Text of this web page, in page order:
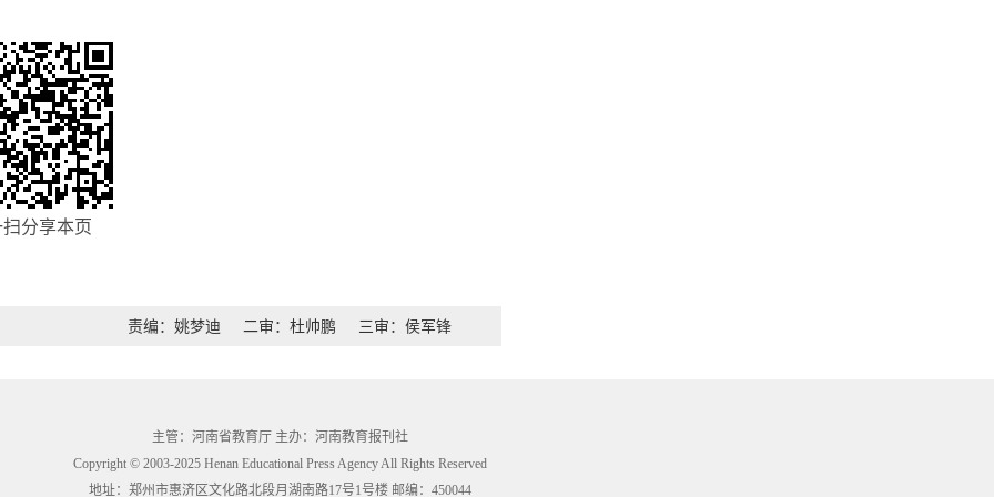
分享本页
责编：姚梦迪 二审：杜帅鹏 三审：侯军锋
主管：河南省教育厅 主办：河南教育报刊社
Copyright © 2003-2025 Henan Educational Press Agency All Rights Reserved
地址：郑州市惠济区文化路北段月湖南路17号1号楼 邮编：450044